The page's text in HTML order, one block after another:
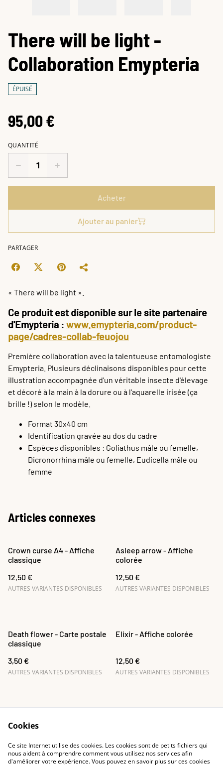
There will be light -
Collaboration Emypteria
ÉPUISÉ
95,00 €
QUANTITÉ
Acheter
Ajouter au panier
PARTAGER
« There will be light ».
Ce produit est disponible sur le site partenaire
d'Emypteria : www.emypteria.com/product-
page/cadres-collab-feuojou
Première collaboration avec la talentueuse entomologiste
Emypteria. Plusieurs déclinaisons disponibles pour cette
illustration accompagnée d'un véritable insecte d'élevage
et décoré à la main à la dorure ou à l'aquarelle irisée (ça
brille !) selon le modèle.
Format 30x40 cm
Identification gravée au dos du cadre
Espèces disponibles : Goliathus mâle ou femelle,
Dicronorrhina mâle ou femelle, Eudicella mâle ou
femme
Articles connexes
Crown curse A4 - Affiche
classique
12,50 €
AUTRES VARIANTES DISPONIBLES
Asleep arrow - Affiche
colorée
12,50 €
AUTRES VARIANTES DISPONIBLES
Death flower - Carte postale
classique
3,50 €
AUTRES VARIANTES DISPONIBLES
Elixir - Affiche colorée
12,50 €
AUTRES VARIANTES DISPONIBLES
Recevoir le guide
gratuit des totems
Contact
Cookies
Ce site Internet utilise des cookies. Les cookies sont de petits fichiers qui
nous aident à comprendre comment vous utilisez nos services afin
d'améliorer votre expérience. Vous pouvez en savoir plus sur ces cookies